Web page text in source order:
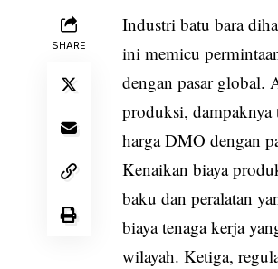
SHARE
Industri batu bara
ini memicu
dengan pasar global.
produksi,
harga DMO dengan
Kenaikan biaya
baku dan peralatan
biaya tenaga kerja
wilayah. Ketiga,